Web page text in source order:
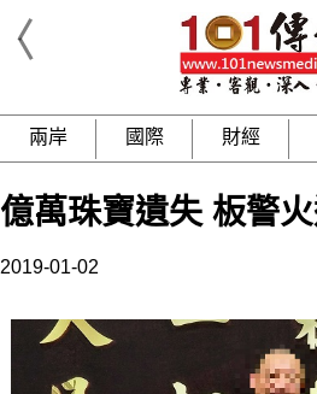
兩岸 國際 財經
億萬珠寶遺失 板警
2019-01-02